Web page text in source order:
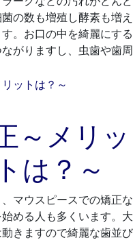
の数も増殖し酵素も増え
。お口の中を綺麗にする
がりますし、虫歯や歯周
～メリッ
は？～
マウスピースでの矯正な
める人も多くいます。大
きますので綺麗な歯並び